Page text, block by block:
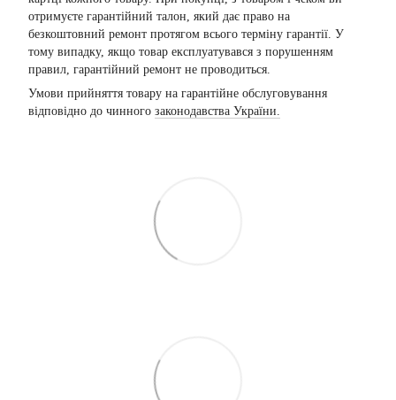
отримуєте гарантійний талон, який дає право на
безкоштовний ремонт протягом всього терміну гарантії. У
тому випадку, якщо товар експлуатувався з порушенням
правил, гарантійний ремонт не проводиться.
Умови прийняття товару на гарантійне обслуговування
відповідно до чинного законодавства України.